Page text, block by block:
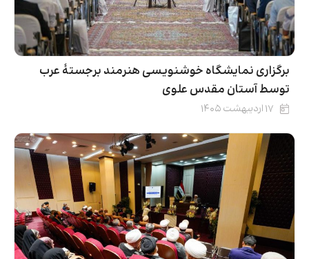
برگزاری نمایشگاه خوشنویسی هنرمند برجستهٔ عرب
توسط آستان مقدس علوی
۱۷ اردیبهشت ۱۴۰۵